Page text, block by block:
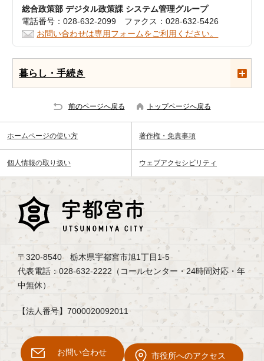
総合政策部 デジタル政策課 システム管理グループ
電話番号：028-632-2099 ファクス：028-632-5426
お問い合わせは専用フォームをご利用ください。
暮らし・手続き
前のページへ戻る トップページへ戻る
ホームページの使い方 著作権・免責事項
個人情報の取り扱い ウェブアクセシビリティ
〒320-8540 栃木県宇都宮市旭1丁目1-5
代表電話：028-632-2222（コールセンター・24時間対応・年
中無休）
【法人番号】7000020092011
お問い合わせ 市役所へのアクセス